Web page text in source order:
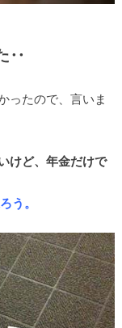
‥
ったので、言いま
けど、年金だけで
う。